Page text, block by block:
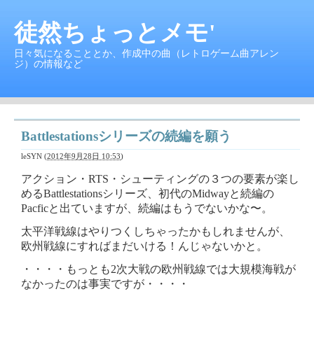
徒然ちょっとメモ'
日々気になることとか、作成中の曲（レトロゲーム曲アレン
ジ）の情報など
Battlestationsシリーズの続編を願う
leSYN (2012年9月28日 10:53)
アクション・RTS・シューティングの３つの要素が楽し
めるBattlestationsシリーズ、初代のMidwayと続編の
Pacficと出ていますが、続編はもうでないかな〜。
太平洋戦線はやりつくしちゃったかもしれませんが、
欧州戦線にすればまだいける！んじゃないかと。
・・・・もっとも2次大戦の欧州戦線では大規模海戦が
なかったのは事実ですが・・・・